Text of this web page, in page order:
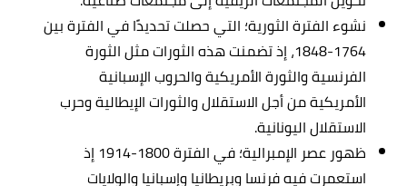
نشوء الفترة الثورية؛ التي حصلت تحديدًا في الفترة بين
1764-1848، إذ تضمنت هذه الثورات مثل الثورة
الفرنسية والثورة الأمريكية والحروب الإسبانية
الأمريكية من أجل الاستقلال والثورات الإيطالية وحرب
الاستقلال اليونانية.
ظهور عصر الإمبرالية؛ في الفترة 1800-1914 إذ
استعمرت فيه فرنسا وبريطانيا وإسبانيا والولايات